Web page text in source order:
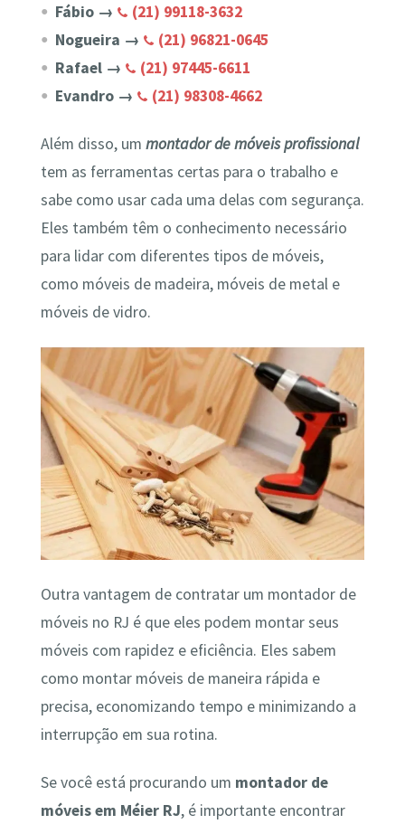
Fábio →
(21) 99118-3632
Nogueira →
(21) 96821-0645
Rafael →
(21) 97445-6611
Evandro →
(21) 98308-4662
Além disso, um montador de móveis profissional
tem as ferramentas certas para o trabalho e
sabe como usar cada uma delas com segurança.
Eles também têm o conhecimento necessário
para lidar com diferentes tipos de móveis,
como móveis de madeira, móveis de metal e
móveis de vidro.
Outra vantagem de contratar um montador de
móveis no RJ é que eles podem montar seus
móveis com rapidez e eficiência. Eles sabem
como montar móveis de maneira rápida e
precisa, economizando tempo e minimizando a
interrupção em sua rotina.
Se você está procurando um montador de
móveis em Méier RJ, é importante encontrar